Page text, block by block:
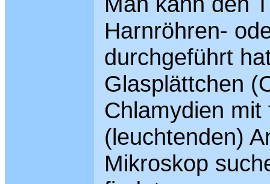
Harnröhren-
durchgeführt
Glasplättchen
Chlamydien
(leuchtenden)
Mikroskop